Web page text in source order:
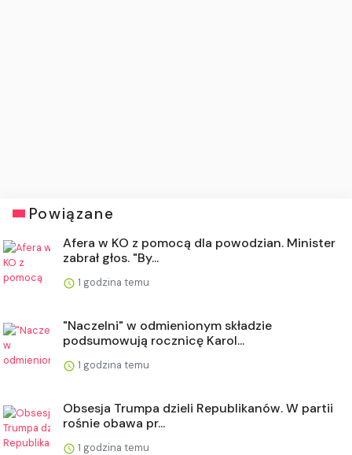
Powiązane
Afera w KO z pomocą dla powodzian. Minister
zabrał głos. "By...
1 godzina temu
"Naczelni" w odmienionym składzie
podsumowują rocznicę Karol...
1 godzina temu
Obsesja Trumpa dzieli Republikanów. W partii
rośnie obawa pr...
1 godzina temu